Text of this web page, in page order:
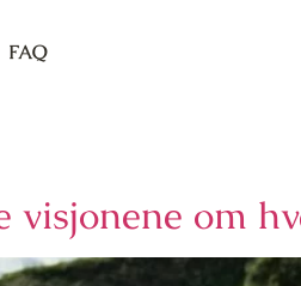
FAQ
visjonene om